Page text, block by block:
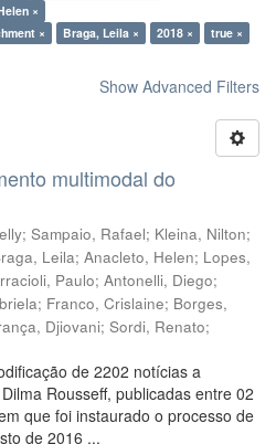
×
×
Braga, Leila × 2018 ×
true ×
Show Advanced Filters
multimodal do
; Sampaio, Rafael; Kleina, Nilton;
Leila; Anacleto, Helen; Lopes,
Paulo; Antonelli, Diego;
; Franco, Crislaine; Borges,
Djiovani; Sordi, Renato;
de 2202 notícias a
Rousseff, publicadas entre 02
que foi instaurado o processo de
de 2016 ...